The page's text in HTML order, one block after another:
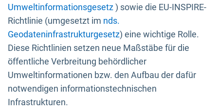
Umweltinformationsgesetz) sowie die EU-INSPIRE-
Richtlinie (umgesetzt im nds.
Geodateninfrastrukturgesetz) eine wichtige Rolle.
Diese Richtlinien setzen neue Maßstäbe für die
öffentliche Verbreitung behördlicher
Umweltinformationen bzw. den Aufbau der dafür
notwendigen informationstechnischen
Infrastrukturen.